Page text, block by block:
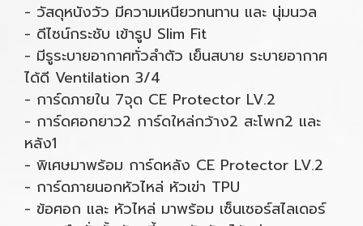
- วัสดุหนังวัว มีความเหนียวทนทาน และ นุ่มนวล
- ดีไซน์กระชับ เข้ารูป Slim Fit
- มีรูระบายอากาศทั่วลำตัว เย็นสบาย ระบายอากาศ
ได้ดี Ventilation 3/4
- การ์ดภายใน 7จุด CE Protector LV.2
- การ์ดศอกยาว2 การ์ดใหล่กว้าง2 สะโพก2 และ
หลัง1
- พิเศษมาพร้อม การ์ดหลัง CE Protector LV.2
- การ์ดภายนอกหัวไหล่ หัวเข่า TPU
- ข้อศอก และ หัวไหล่ มาพร้อม เซ็นเซอร์สไลเดอร์